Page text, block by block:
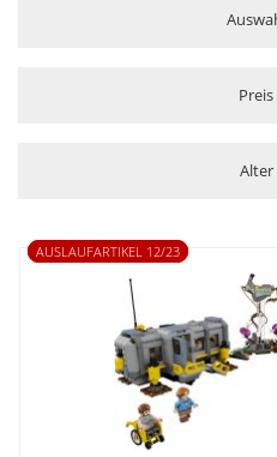
Preis
Alter
AUSLAUFARTIKEL 12/23